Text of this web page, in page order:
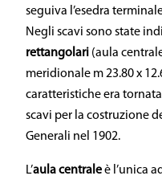
seguiva l’esedra
Negli scavi sono state
rettangolari (aula
meridionale m 23.80 x
caratteristiche era
scavi per la costruzione
Generali nel 1902.
L’aula centraleè l’unica